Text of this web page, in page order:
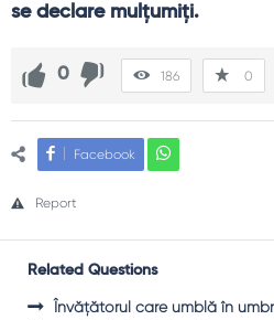
se declare mulţumiţi.
0 186 0
Facebook
Report
Related Questions
Învăţătorul care umblă în